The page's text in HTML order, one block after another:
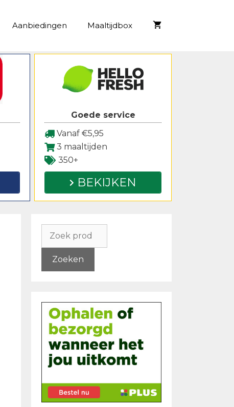
Aanbiedingen Maaltijdbox
Goede service
Vanaf €5,95
3 maaltijden
350+
BEKIJKEN
naar:
Zoeken